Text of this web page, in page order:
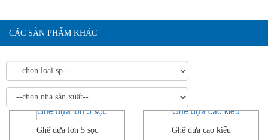
CÁC SẢN PHẨM KHÁC
-4%
Ghế dựa lớn 5 sọc -7%
Ghế dựa cao kiểu